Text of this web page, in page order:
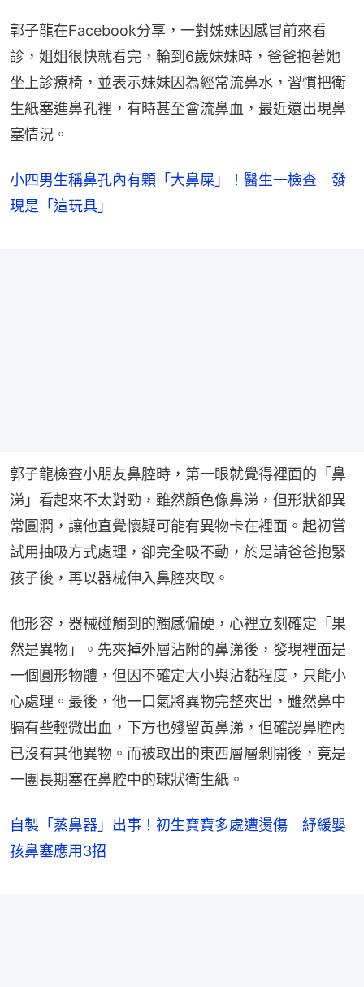
郭子龍在Facebook分享，一對姊妹因感冒前來看
診，姐姐很快就看完，輪到6歲妹妹時，爸爸抱著她
坐上診療椅，並表示妹妹因為經常流鼻水，習慣把衛
生紙塞進鼻孔裡，有時甚至會流鼻血，最近還出現鼻
塞情況。
小四男生稱鼻孔內有顆「大鼻屎」！醫生一檢查 發
現是「這玩具」
郭子龍檢查小朋友鼻腔時，第一眼就覺得裡面的「鼻
涕」看起來不太對勁，雖然顏色像鼻涕，但形狀卻異
常圓潤，讓他直覺懷疑可能有異物卡在裡面。起初嘗
試用抽吸方式處理，卻完全吸不動，於是請爸爸抱緊
孩子後，再以器械伸入鼻腔夾取。
他形容，器械碰觸到的觸感偏硬，心裡立刻確定「果
然是異物」。先夾掉外層沾附的鼻涕後，發現裡面是
一個圓形物體，但因不確定大小與沾黏程度，只能小
心處理。最後，他一口氣將異物完整夾出，雖然鼻中
膈有些輕微出血，下方也殘留黃鼻涕，但確認鼻腔內
已沒有其他異物。而被取出的東西層層剝開後，竟是
一團長期塞在鼻腔中的球狀衛生紙。
自製「蒸鼻器」出事！初生寶寶多處遭燙傷 紓緩嬰
孩鼻塞應用3招